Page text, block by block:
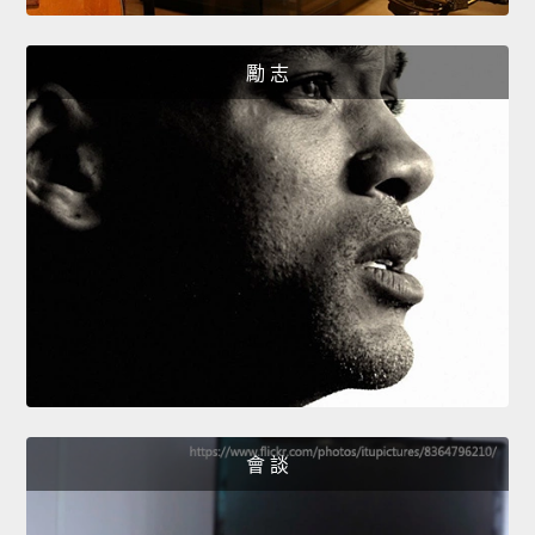
勵 志
會 談